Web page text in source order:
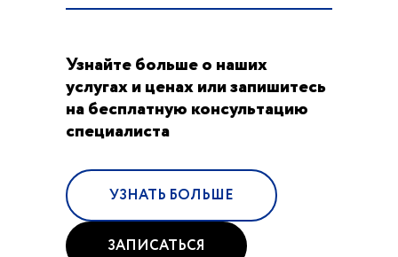
Узнайте больше о наших
услугах и ценах или запишитесь
на бесплатную консультацию
специалиста
УЗНАТЬ БОЛЬШЕ
ЗАПИСАТЬСЯ